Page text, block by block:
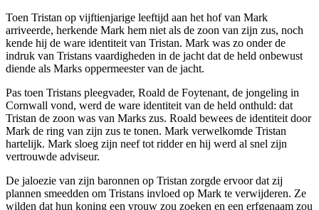
Toen Tristan op vijftienjarige leeftijd aan het hof van Mark
arriveerde, herkende Mark hem niet als de zoon van zijn zus, noch
kende hij de ware identiteit van Tristan. Mark was zo onder de
indruk van Tristans vaardigheden in de jacht dat de held onbewust
diende als Marks oppermeester van de jacht.
Pas toen Tristans pleegvader, Roald de Foytenant, de jongeling in
Cornwall vond, werd de ware identiteit van de held onthuld: dat
Tristan de zoon was van Marks zus. Roald bewees de identiteit door
Mark de ring van zijn zus te tonen. Mark verwelkomde Tristan
hartelijk. Mark sloeg zijn neef tot ridder en hij werd al snel zijn
vertrouwde adviseur.
De jaloezie van zijn baronnen op Tristan zorgde ervoor dat zij
plannen smeedden om Tristans invloed op Mark te verwijderen. Ze
wilden dat hun koning een vrouw zou zoeken en een erfgenaam zou